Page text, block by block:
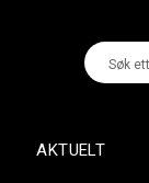
AKTUELT